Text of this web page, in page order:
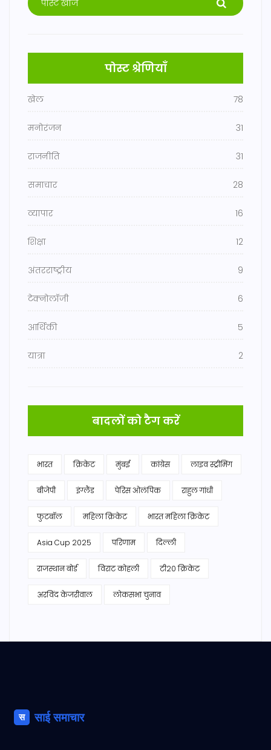
पोस्ट श्रेणियाँ
खेल 78
मनोरंजन 31
राजनीति 31
समाचार 28
व्यापार 16
शिक्षा 12
अंतरराष्ट्रीय 9
टेक्नोलॉजी 6
आर्थिकी 5
यात्रा 2
बादलों को टैग करें
भारत क्रिकेट मुंबई कांग्रेस लाइव स्ट्रीमिंग
बीजेपी इंग्लैंड पेरिस ओलंपिक राहुल गांधी
फुटबॉल महिला क्रिकेट भारत महिला क्रिकेट
Asia Cup 2025 परिणाम दिल्ली
राजस्थान बोर्ड विराट कोहली टी20 क्रिकेट
अरविंद केजरीवाल लोकसभा चुनाव